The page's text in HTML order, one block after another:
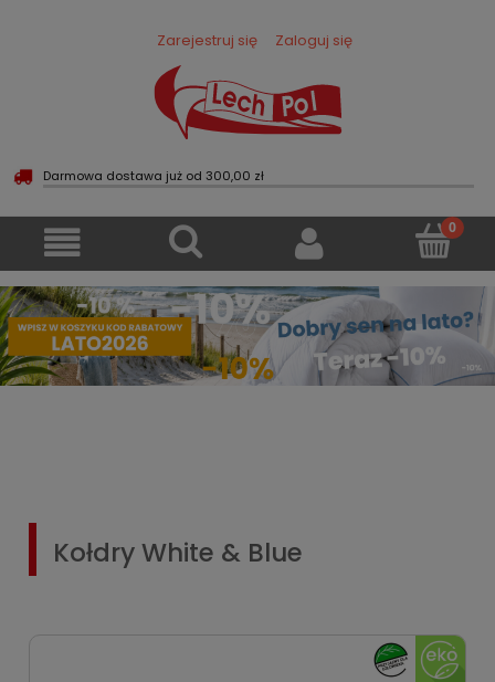
Zarejestruj się Zaloguj się
Darmowa dostawa już od 300,00 zł
Kołdry White & Blue